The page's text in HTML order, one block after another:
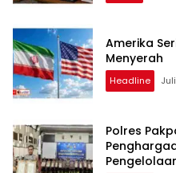
Amerika
Menyerah
Headline
Polres